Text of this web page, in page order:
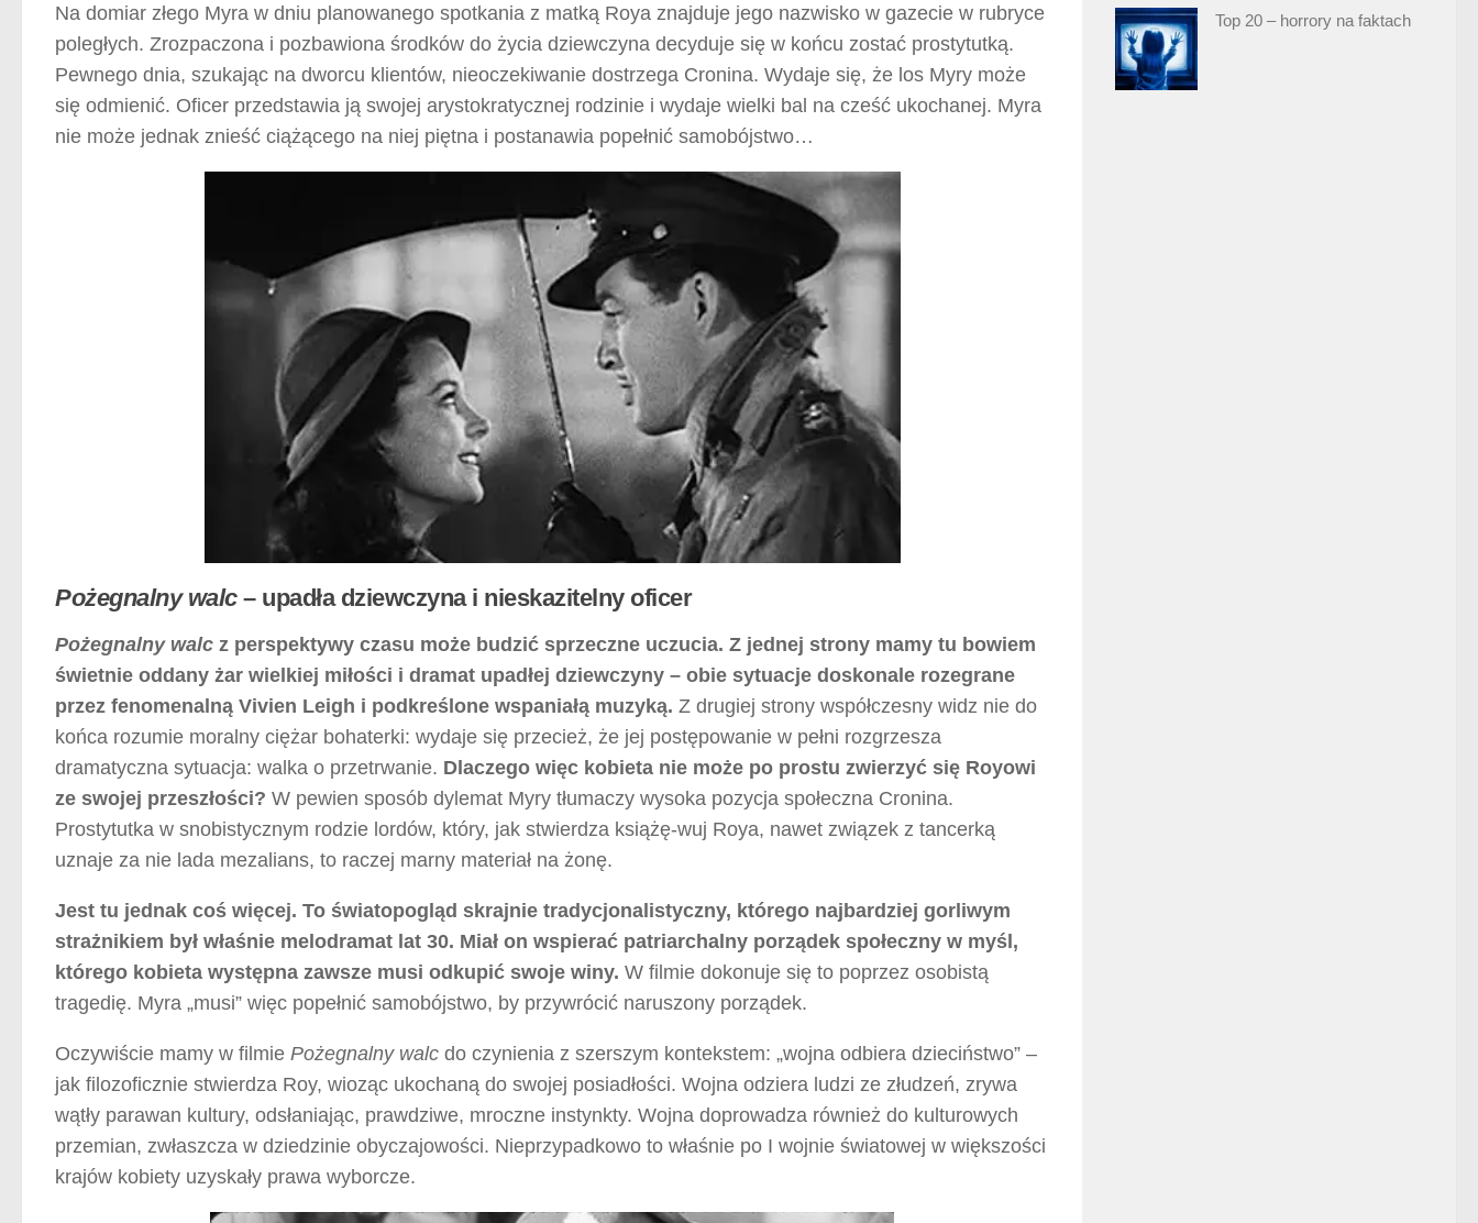
Na domiar złego Myra w dniu planowanego spotkania z matką Roya znajduje jego nazwisko w gazecie w rubryce
poległych. Zrozpaczona i pozbawiona środków do życia dziewczyna decyduje się w końcu zostać prostytutką.
Pewnego dnia, szukając na dworcu klientów, nieoczekiwanie dostrzega Cronina. Wydaje się, że los Myry może
się odmienić. Oficer przedstawia ją swojej arystokratycznej rodzinie i wydaje wielki bal na cześć ukochanej. Myra
nie może jednak znieść ciążącego na niej piętna i postanawia popełnić samobójstwo…
Pożegnalny walc– upadła dziewczyna i nieskazitelny oficer
Pożegnalny walc z perspektywy czasu może budzić sprzeczne uczucia. Z jednej strony mamy tu bowiem
świetnie oddany żar wielkiej miłości i dramat upadłej dziewczyny – obie sytuacje doskonale rozegrane
przez fenomenalną Vivien Leigh i podkreślone wspaniałą muzyką. Z drugiej strony współczesny widz nie do
końca rozumie moralny ciężar bohaterki: wydaje się przecież, że jej postępowanie w pełni rozgrzesza
dramatyczna sytuacja: walka o przetrwanie. Dlaczego więc kobieta nie może po prostu zwierzyć się Royowi
ze swojej przeszłości? W pewien sposób dylemat Myry tłumaczy wysoka pozycja społeczna Cronina.
Prostytutka w snobistycznym rodzie lordów, który, jak stwierdza książę-wuj Roya, nawet związek z tancerką
uznaje za nie lada mezalians, to raczej marny materiał na żonę.
Jest tu jednak coś więcej. To światopogląd skrajnie tradycjonalistyczny, którego najbardziej gorliwym
strażnikiem był właśnie melodramat lat 30. Miał on wspierać patriarchalny porządek społeczny w myśl,
którego kobieta występna zawsze musi odkupić swoje winy. W filmie dokonuje się to poprzez osobistą
tragedię. Myra „musi” więc popełnić samobójstwo, by przywrócić naruszony porządek.
Oczywiście mamy w filmie Pożegnalny walc do czynienia z szerszym kontekstem: „wojna odbiera dzieciństwo” –
jak filozoficznie stwierdza Roy, wioząc ukochaną do swojej posiadłości. Wojna odziera ludzi ze złudzeń, zrywa
wątły parawan kultury, odsłaniając, prawdziwe, mroczne instynkty. Wojna doprowadza również do kulturowych
przemian, zwłaszcza w dziedzinie obyczajowości. Nieprzypadkowo to właśnie po I wojnie światowej w większości
krajów kobiety uzyskały prawa wyborcze.
Top 20 – horrory na faktach